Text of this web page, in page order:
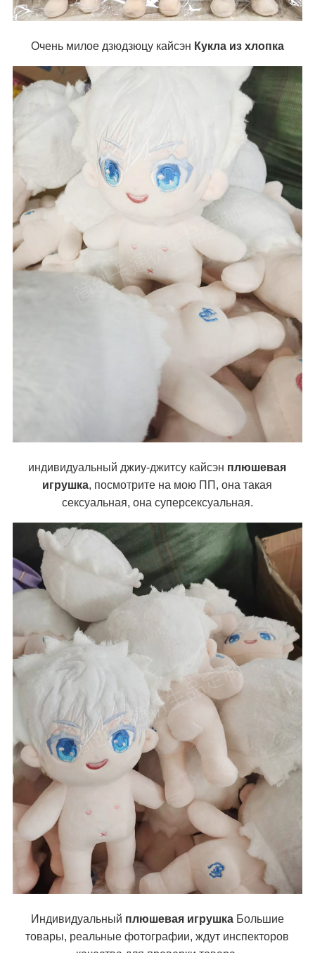
Очень милое дзюдзюцу кайсэн Кукла из хлопка
индивидуальный джиу-джитсу кайсэн плюшевая
игрушка, посмотрите на мою ПП, она такая
сексуальная, она суперсексуальная.
Индивидуальный плюшевая игрушкаБольшие
товары, реальные фотографии, ждут инспекторов